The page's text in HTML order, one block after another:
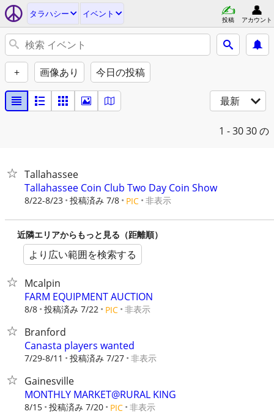
タラハシー イベント
投稿 アカウント
+ 画像あり 今日の投稿
最新
1 - 3030 の
Tallahassee
Tallahassee Coin Club Two Day Coin Show
8/22-8/23 投稿済み 7/8 PIC 非表示
近隣エリアからもっと見る（距離順）
より広い範囲を検索する
Mcalpin
FARM EQUIPMENT AUCTION
8/8 投稿済み 7/22 PIC 非表示
Branford
Canasta players wanted
7/29-8/11 投稿済み 7/27 非表示
Gainesville
MONTHLY MARKET@RURAL KING
8/15 投稿済み 7/20 PIC 非表示